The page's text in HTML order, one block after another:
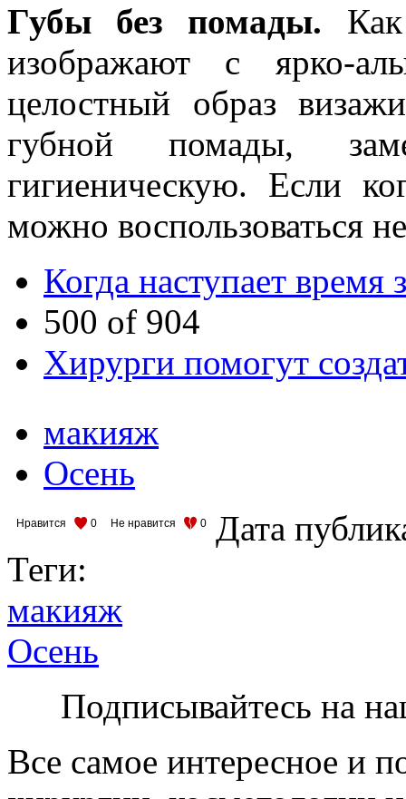
Губы без помады.
изображают с ярко-
целостный образ
губной помады,
гигиеническую. Если
можно воспользоваться
Когда наступает
500 of 904
Хирурги помогут
макияж
Осень
Нравится 0 Не нравится 0
Дата
Теги:
макияж
Осень
Подписывайтесь на
Все самое интересное и